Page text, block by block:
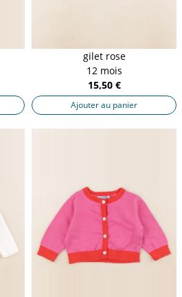
gilet rose
12 mois
15,50 €
Ajouter au panier